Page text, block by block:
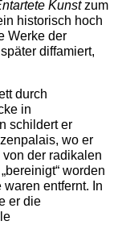
Kunstzum
historisch hoch
Werke der
diffamiert,
durch
in
schildert er
wo er
der radikalen
worden
entfernt. In
er die